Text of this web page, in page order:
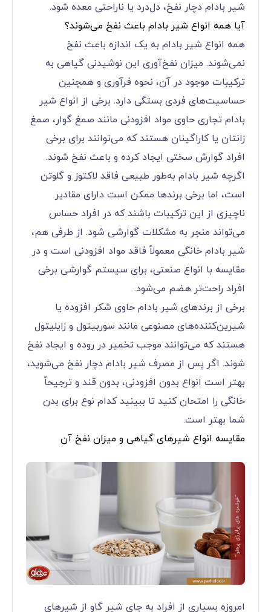
شیر بادام دچار نفخ، دل‌درد یا ناراحتی معده شود.
آیا همه انواع شیر بادام باعث نفخ می‌شوند؟
همه انواع شیر بادام به یک اندازه باعث نفخ
نمی‌شوند. میزان نفخ‌آوری این نوشیدنی گیاهی به
ترکیبات موجود در آن، نحوه فرآوری و همچنین
حساسیت‌های فردی بستگی دارد. برخی از انواع شیر
بادام تجاری حاوی مواد افزودنی مانند صمغ گوار، صمغ
زانتان یا کاراگینان هستند که می‌توانند برای برخی
افراد گوارش سختی ایجاد کرده و باعث نفخ شوند.
اگرچه شیر بادام به‌طور طبیعی فاقد لاکتوز و گلوتن
است، اما برخی برندها ممکن است دارای مقادیر
ناچیزی از این ترکیبات باشند که در افراد حساس
می‌تواند منجر به مشکلات گوارشی شود. از طرفی هم،
شیر بادام خانگی معمولاً فاقد مواد افزودنی است و در
مقایسه با انواع صنعتی، برای سیستم گوارشی برخی
افراد راحت‌تر هضم می‌شود.
برخی از برندهای شیر بادام حاوی شکر افزوده یا
شیرین‌کننده‌های مصنوعی مانند سوربیتول و زایلیتول
هستند که می‌توانند موجب تخمیر در روده و ایجاد نفخ
شوند. اگر پس از مصرف شیر بادام دچار نفخ می‌شوید،
بهتر است انواع بدون افزودنی، بدون قند و ترجیحاً
خانگی را امتحان کنید تا ببینید کدام نوع برای بدن
شما بهتر است.
مقایسه انواع شیرهای گیاهی و میزان نفخ آن
امروزه بسیاری از افراد به جای شیر گاو از شیرهای